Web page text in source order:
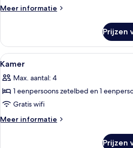
Meer informatie
Meer
Prijzen
Alle
foto's
voor
Kamer
laden
14
Kamer
Max. aantal: 4
1 eenpersoons zetelbed en 1
Gratis wifi
Meer informatie
Meer
Prijzen